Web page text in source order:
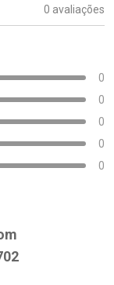
0 avaliações
0
0
0
0
0